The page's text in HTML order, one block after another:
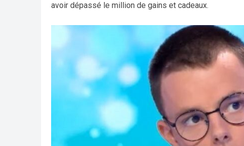
avoir dépassé le million de gains et cadeaux.